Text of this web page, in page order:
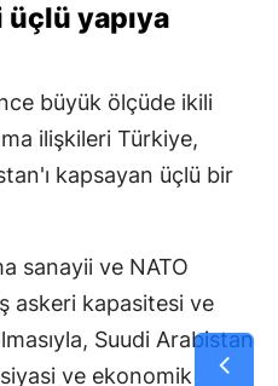
yapıya
büyük ölçüde ikili
ilişkileri Türkiye,
kapsayan üçlü bir
sanayii ve NATO
askeri kapasitesi ve
Suudi Arabistan
ve ekonomik